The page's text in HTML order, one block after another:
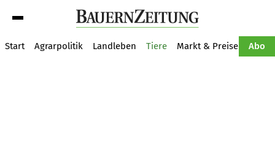
Start Agrarpolitik Landleben Tiere Markt & Preise Abo